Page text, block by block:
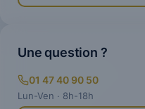
Une question ?
01 47 40 90 50
Lun-Ven · 8h-18h